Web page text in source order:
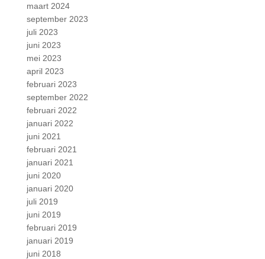
maart 2024
september 2023
juli 2023
juni 2023
mei 2023
april 2023
februari 2023
september 2022
februari 2022
januari 2022
juni 2021
februari 2021
januari 2021
juni 2020
januari 2020
juli 2019
juni 2019
februari 2019
januari 2019
juni 2018